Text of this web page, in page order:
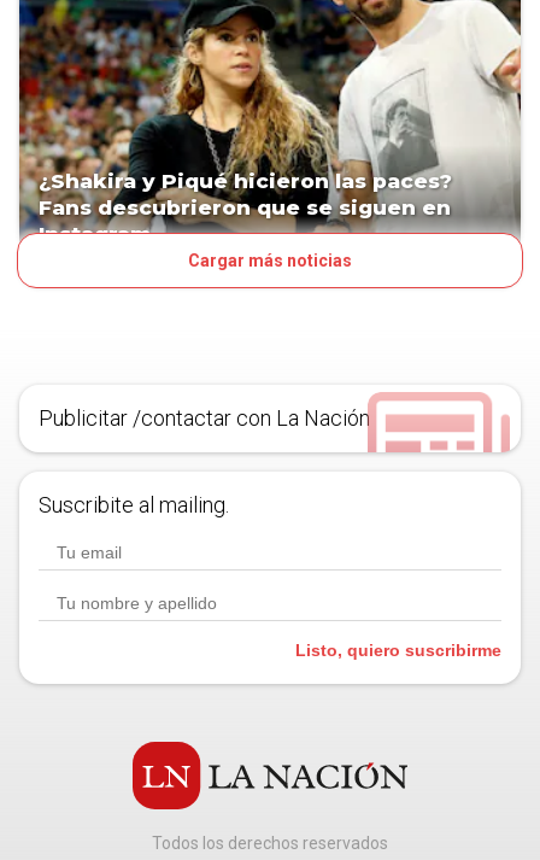
¿Shakira y Piqué hicieron las paces?
Fans descubrieron que se siguen en
Instagram
Cargar más noticias
Publicitar /contactar con La Nación
Suscribite al mailing.
Listo, quiero suscribirme
Todos los derechos reservados